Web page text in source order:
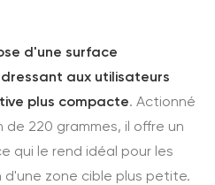
d'une surface
aux utilisateurs
plus compacte. Actionné
220 grammes, il offre un
qui le rend idéal pour les
zone cible plus petite.